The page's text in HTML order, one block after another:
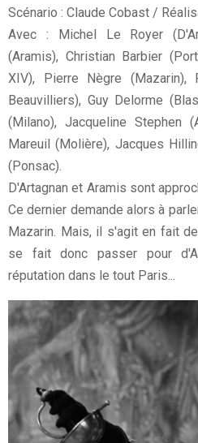
Scénario : Claude Cobast /
Avec : Michel Le Royer
(Aramis), Christian Barbier
XIV), Pierre Nègre
Beauvilliers), Guy Delorme
(Milano), Jacqueline Stephen
Mareuil (Molière), Jacques
(Ponsac).
D'Artagnan et Aramis sont
Ce dernier demande alors à
Mazarin. Mais, il s'agit en fait
se fait donc passer pour
réputation dans le tout Paris...